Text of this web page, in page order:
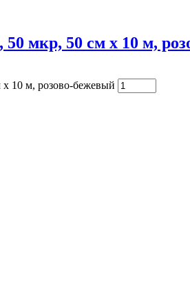
мкр, 50 см х 10 м,
х 10 м, розово-бежевый